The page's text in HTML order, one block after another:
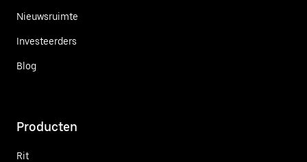
Nieuwsruimte
Investeerders
Blog
Producten
Rit